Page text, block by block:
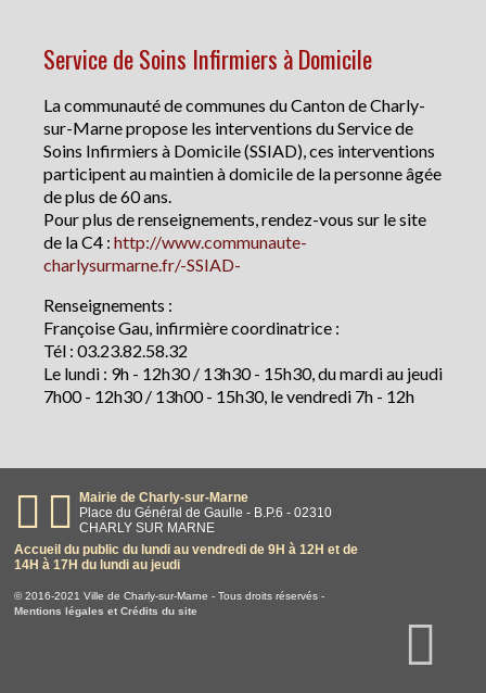
Service de Soins Infirmiers à Domicile
La communauté de communes du Canton de Charly-
sur-Marne propose les interventions du Service de
Soins Infirmiers à Domicile (SSIAD), ces interventions
participent au maintien à domicile de la personne âgée
de plus de 60 ans.
Pour plus de renseignements, rendez-vous sur le site
de la C4 : http://www.communaute-
charlysurmarne.fr/-SSIAD-
Renseignements :
Françoise Gau, infirmière coordinatrice :
Tél : 03.23.82.58.32
Le lundi : 9h - 12h30 / 13h30 - 15h30, du mardi au jeudi
7h00 - 12h30 / 13h00 - 15h30, le vendredi 7h - 12h
Mairie de Charly-sur-Marne
Place du Général de Gaulle - B.P.6 - 02310
CHARLY SUR MARNE
Accueil du public du lundi au vendredi de 9H à 12H et de
14H à 17H du lundi au jeudi
© 2016-2021 Ville de Charly-sur-Marne - Tous droits réservés -
Mentions légales et Crédits du site